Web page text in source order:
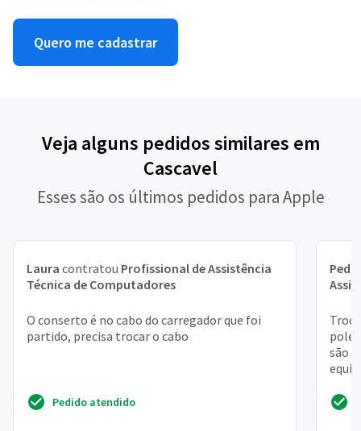
Quero me cadastrar
Veja alguns pedidos similares em
Cascavel
Esses são os últimos pedidos para Apple
Laura contratou Profissional de Assistência
Técnica de Computadores
O conserto é no cabo do carregador que foi
partido, precisa trocar o cabo
Pedido atendido
são